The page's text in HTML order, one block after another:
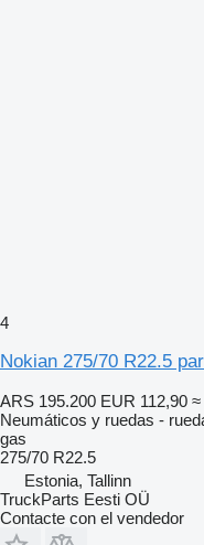
4
Nokian 275/70 R22.5
ARS 195.200 EUR 112,90 ≈
Neumáticos y ruedas -
gas
275/70 R22.5
Estonia, Tallinn
TruckParts Eesti OÜ
Contacte con el vendedor